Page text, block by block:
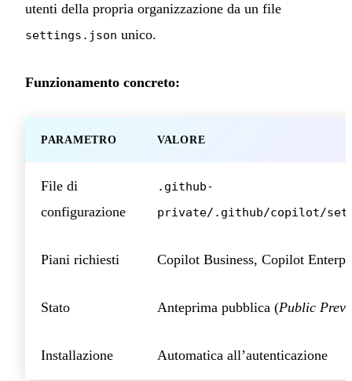
utenti della propria organizzazione da un file
settings.json unico.
Funzionamento concreto:
PARAMETRO VALORE
File di
configurazione
.github-
private/.github/copilot/
Piani richiesti Copilot Business, Copilot
Stato Anteprima pubblica (Public
Installazione Automatica all’autenticazione